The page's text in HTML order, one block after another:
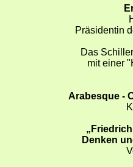
Präsidentin
Das
mit einer
Arabesque -
Denken